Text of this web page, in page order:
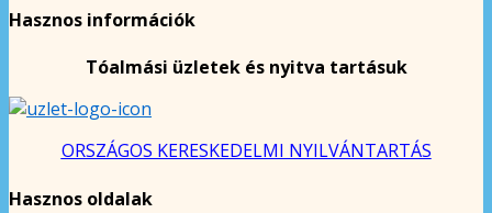
Hasznos információk
Tóalmási üzletek és nyitva tartásuk
ORSZÁGOS KERESKEDELMI NYILVÁNTARTÁS
Hasznos oldalak